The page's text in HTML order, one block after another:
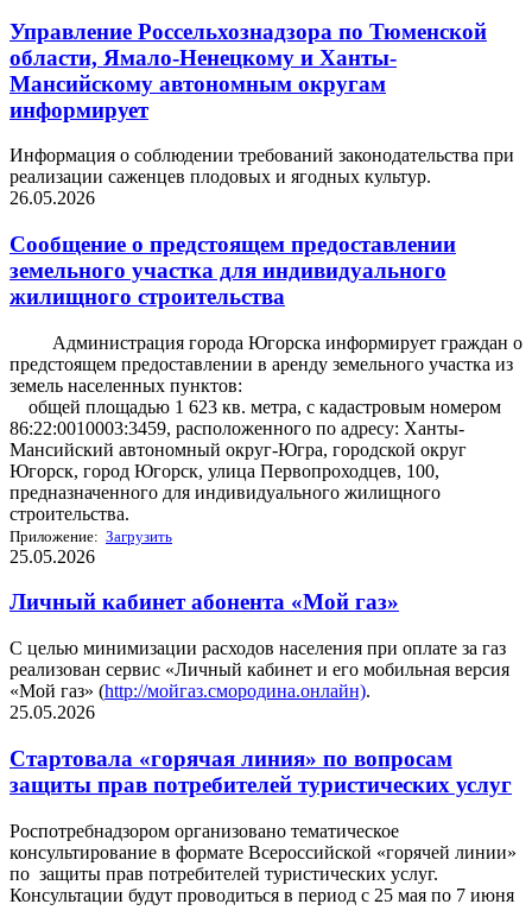
Управление Россельхознадзора по Тюменской
области, Ямало-Ненецкому и Ханты-
Мансийскому автономным округам
информирует
Информация о соблюдении требований законодательства при
реализации саженцев плодовых и ягодных культур.
26.05.2026
Сообщение о предстоящем предоставлении
земельного участка для индивидуального
жилищного строительства
Администрация города Югорска информирует граждан о
предстоящем предоставлении в аренду земельного участка из
земель населенных пунктов:
общей площадью 1 623 кв. метра, с кадастровым номером
86:22:0010003:3459, расположенного по адресу: Ханты-
Мансийский автономный округ-Югра, городской округ
Югорск, город Югорск, улица Первопроходцев, 100,
предназначенного для индивидуального жилищного
строительства.
Приложение: Загрузить
25.05.2026
Личный кабинет абонента «Мой газ»
С целью минимизации расходов населения при оплате за газ
реализован сервис «Личный кабинет и его мобильная версия
«Мой газ» (http://мойгаз.смородина.онлайн).
25.05.2026
Стартовала «горячая линия» по вопросам
защиты прав потребителей туристических услуг
Роспотребнадзором организовано тематическое
консультирование в формате Всероссийской «горячей линии»
по защиты прав потребителей туристических услуг.
Консультации будут проводиться в период с 25 мая по 7 июня